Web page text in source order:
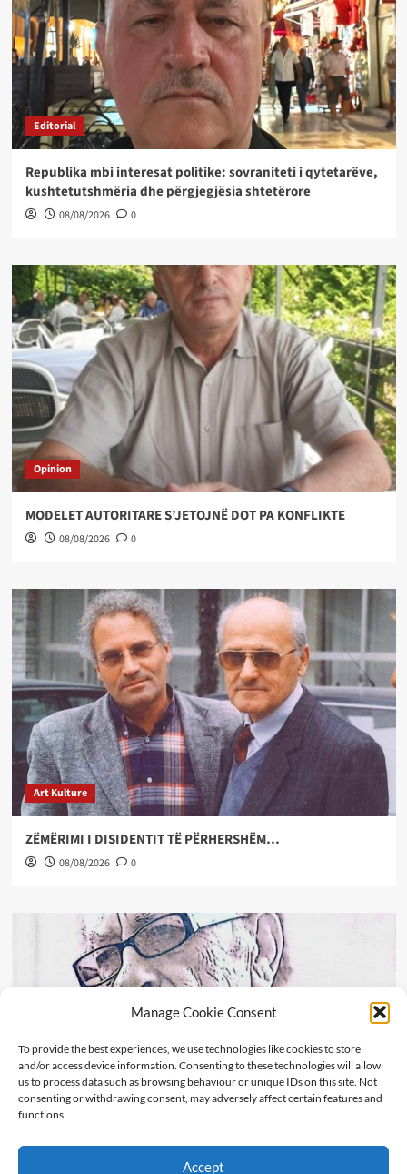
Manage Cookie Consent
To provide the best experiences, we use technologies like cookies to store
and/or access device information. Consenting to these technologies will allow
us to process data such as browsing behaviour or unique IDs on this site. Not
consenting or withdrawing consent, may adversely affect certain features and
functions.
Accept
Editorial
Republika mbi interesat politike: sovraniteti i qytetarëve,
kushtetutshmëria dhe përgjegjësia shtetërore
08/08/2026 0
Opinion
MODELET AUTORITARE S’JETOJNË DOT PA KONFLIKTE
08/08/2026 0
Art Kulture
ZËMËRIMI I DISIDENTIT TË PËRHERSHËM…
08/08/2026 0
Art Kulture
Kadareja i pavdekshëm, kur kritika i jep formë kujtesës